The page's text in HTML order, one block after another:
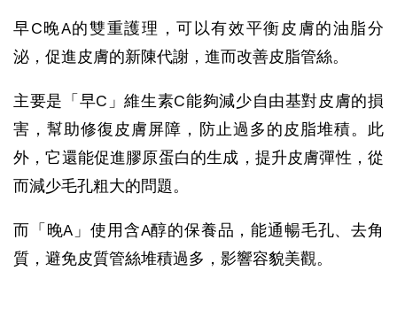
早C晚A的雙重護理，可以有效平衡皮膚的油脂分
泌，促進皮膚的新陳代謝，進而改善皮脂管絲。
主要是「早C」維生素C能夠減少自由基對皮膚的損
害，幫助修復皮膚屏障，防止過多的皮脂堆積。此
外，它還能促進膠原蛋白的生成，提升皮膚彈性，從
而減少毛孔粗大的問題。
而「晚A」使用含A醇的保養品，能通暢毛孔、去角
質，避免皮質管絲堆積過多，影響容貌美觀。